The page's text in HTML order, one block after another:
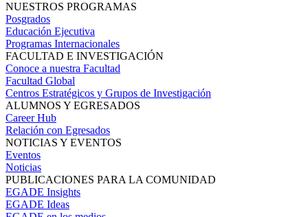
NUESTROS PROGRAMAS
Posgrados
Educación Ejecutiva
Programas Internacionales
FACULTAD E INVESTIGACIÓN
Conoce a nuestra Facultad
Facultad Global
Centros Estratégicos y Grupos de Investigación
ALUMNOS Y EGRESADOS
Career Hub
Relación con Egresados
NOTICIAS Y EVENTOS
Eventos
Noticias
PUBLICACIONES PARA LA COMUNIDAD
EGADE Insights
EGADE Ideas